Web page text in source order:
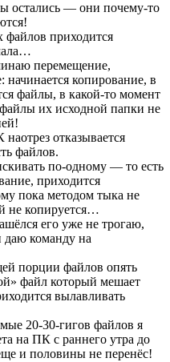
остались — они почему-то
приходится
перемещение,
начинается копирование, в
файлы, в какой-то момент
их исходной папки не
отказывается
файлов.
по-одному — то есть
приходится
пока методом тыка не
не копируется…
его уже не трогаю,
даю команду на
порции файлов опять
файл который мешает
вылавливать
20-30-гигов файлов я
на ПК с раннего утра до
и половины не перенёс!